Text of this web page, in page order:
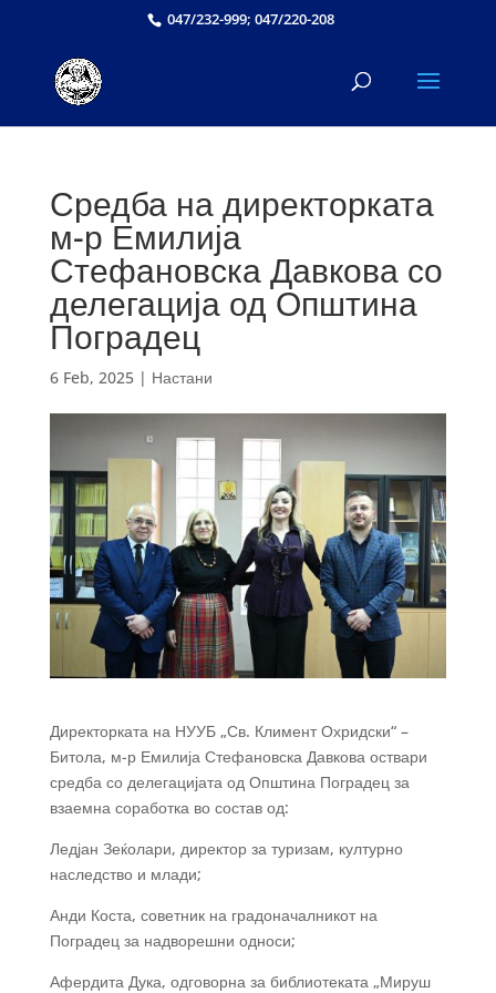
047/232-999; 047/220-208
Средба на директорката
м-р Емилија
Стефановска Давкова со
делегација од Општина
Поградец
6 Feb, 2025| Настани
Директорката на НУУБ „Св. Климент Охридски“ –
Битола, м-р Емилија Стефановска Давкова оствари
средба со делегацијата од Општина Поградец за
взаемна соработка во состав од:
Ледјан Зеќолари, директор за туризам, културно
наследство и млади;
Анди Коста, советник на градоначалникот на
Поградец за надворешни односи;
Афердита Дука, одговорна за библиотеката „Мируш